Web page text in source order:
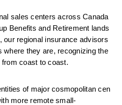
sales centers across Canada
Benefits and Retirement lands
our regional insurance advisors
where they are, recognizing the
from coast to coast.
of major cosmopolitan cen
more remote small-